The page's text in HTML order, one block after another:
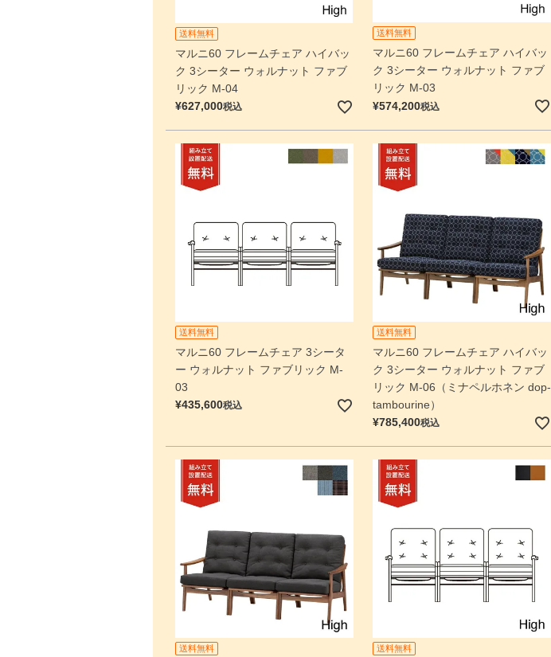
送料無料
マルニ60 フレームチェア ハイバッ
ク 3シーター ウォルナット ファブ
リック M-04
¥627,000税込
送料無料
マルニ60 フレームチェア ハイバッ
ク 3シーター ウォルナット ファブ
リック M-03
¥574,200税込
送料無料
マルニ60 フレームチェア 3シータ
ー ウォルナット ファブリック M-
03
¥435,600税込
送料無料
マルニ60 フレームチェア ハイバッ
ク 3シーター ウォルナット ファブ
リック M-06（ミナペルホネン dop-
tambourine）
¥785,400税込
送料無料 送料無料